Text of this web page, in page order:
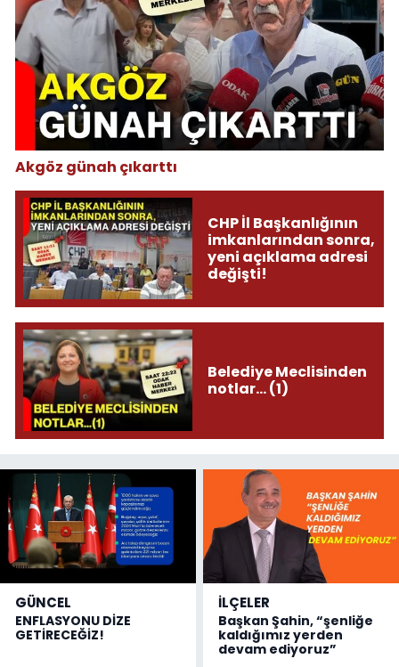
Akgöz günah çıkarttı
CHP İl Başkanlığının
imkanlarından sonra,
yeni açıklama adresi
değişti!
Belediye Meclisinden
notlar... (1)
GÜNCEL
ENFLASYONU DİZE
GETİRECEĞİZ!
İLÇELER
Başkan Şahin, “şenliğe
kaldığımız yerden
devam ediyoruz”